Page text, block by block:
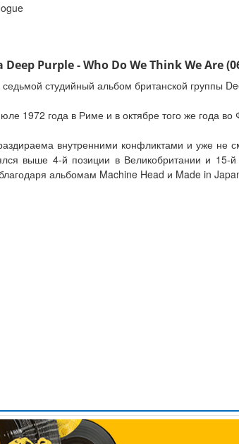
Purple - Who Do We Think We Are
студийный альбом британской группы
1972 года в Риме и в октябре того же года
внутренними конфликтами и уже не
выше 4-й позиции в Великобритании и
альбомам Machine Head и Made in